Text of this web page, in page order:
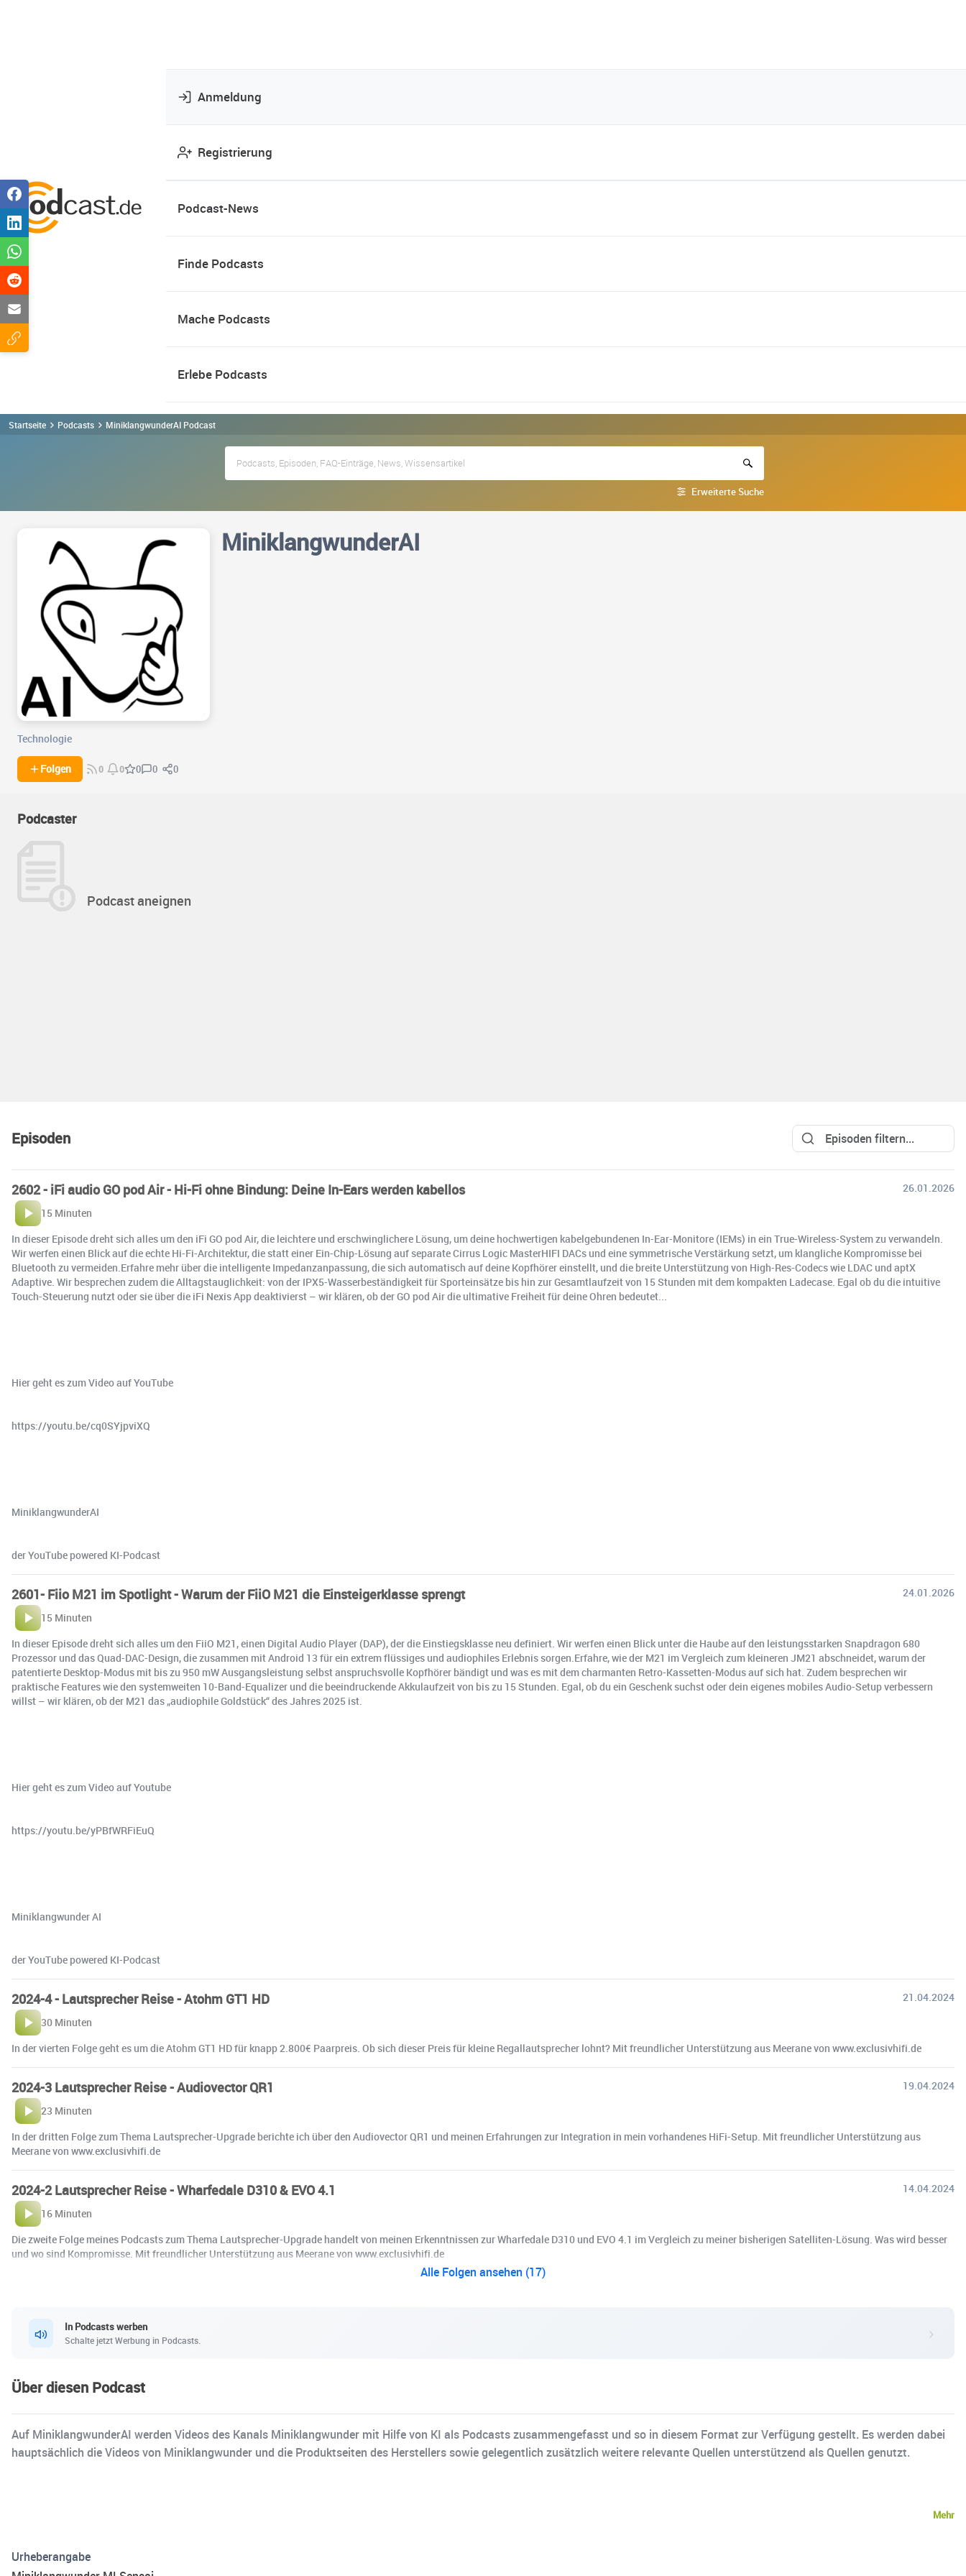
Anmeldung
Registrierung
Podcast-News
Finde Podcasts
Mache Podcasts
Erlebe Podcasts
Startseite Podcasts MiniklangwunderAI Podcast
Erweiterte Suche
MiniklangwunderAI
Technologie
Folgen 0 0 0 0 0
Podcaster
Podcast aneignen
Episoden
2602 - iFi audio GO pod Air - Hi-Fi ohne Bindung: Deine In-Ears werden kabellos
26.01.2026
15 Minuten
In dieser Episode dreht sich alles um den iFi GO pod Air, die leichtere und erschwinglichere Lösung, um deine hochwertigen kabelgebundenen In-Ear-Monitore (IEMs) in ein True-Wireless-System zu verwandeln.
Wir werfen einen Blick auf die echte Hi-Fi-Architektur, die statt einer Ein-Chip-Lösung auf separate Cirrus Logic MasterHIFI DACs und eine symmetrische Verstärkung setzt, um klangliche Kompromisse bei
Bluetooth zu vermeiden.Erfahre mehr über die intelligente Impedanzanpassung, die sich automatisch auf deine Kopfhörer einstellt, und die breite Unterstützung von High-Res-Codecs wie LDAC und aptX
Adaptive. Wir besprechen zudem die Alltagstauglichkeit: von der IPX5-Wasserbeständigkeit für Sporteinsätze bis hin zur Gesamtlaufzeit von 15 Stunden mit dem kompakten Ladecase. Egal ob du die intuitive
Touch-Steuerung nutzt oder sie über die iFi Nexis App deaktivierst – wir klären, ob der GO pod Air die ultimative Freiheit für deine Ohren bedeutet...
Hier geht es zum Video auf YouTube
https://youtu.be/cq0SYjpviXQ
MiniklangwunderAI
der YouTube powered KI-Podcast
2601- Fiio M21 im Spotlight - Warum der FiiO M21 die Einsteigerklasse sprengt
24.01.2026
15 Minuten
In dieser Episode dreht sich alles um den FiiO M21, einen Digital Audio Player (DAP), der die Einstiegsklasse neu definiert. Wir werfen einen Blick unter die Haube auf den leistungsstarken Snapdragon 680
Prozessor und das Quad-DAC-Design, die zusammen mit Android 13 für ein extrem flüssiges und audiophiles Erlebnis sorgen.Erfahre, wie der M21 im Vergleich zum kleineren JM21 abschneidet, warum der
patentierte Desktop-Modus mit bis zu 950 mW Ausgangsleistung selbst anspruchsvolle Kopfhörer bändigt und was es mit dem charmanten Retro-Kassetten-Modus auf sich hat. Zudem besprechen wir
praktische Features wie den systemweiten 10-Band-Equalizer und die beeindruckende Akkulaufzeit von bis zu 15 Stunden. Egal, ob du ein Geschenk suchst oder dein eigenes mobiles Audio-Setup verbessern
willst – wir klären, ob der M21 das „audiophile Goldstück“ des Jahres 2025 ist.
Hier geht es zum Video auf Youtube
https://youtu.be/yPBfWRFiEuQ
Miniklangwunder AI
der YouTube powered KI-Podcast
2024-4 - Lautsprecher Reise - Atohm GT1 HD
21.04.2024
30 Minuten
In der vierten Folge geht es um die Atohm GT1 HD für knapp 2.800€ Paarpreis. Ob sich dieser Preis für kleine Regallautsprecher lohnt? Mit freundlicher Unterstützung aus Meerane von www.exclusivhifi.de
2024-3 Lautsprecher Reise - Audiovector QR1
19.04.2024
23 Minuten
In der dritten Folge zum Thema Lautsprecher-Upgrade berichte ich über den Audiovector QR1 und meinen Erfahrungen zur Integration in mein vorhandenes HiFi-Setup. Mit freundlicher Unterstützung aus
Meerane von www.exclusivhifi.de
2024-2 Lautsprecher Reise - Wharfedale D310 & EVO 4.1
14.04.2024
16 Minuten
Die zweite Folge meines Podcasts zum Thema Lautsprecher-Upgrade handelt von meinen Erkenntnissen zur Wharfedale D310 und EVO 4.1 im Vergleich zu meiner bisherigen Satelliten-Lösung. Was wird besser
und wo sind Kompromisse. Mit freundlicher Unterstützung aus Meerane von www.exclusivhifi.de
Alle Folgen ansehen (17)
In Podcasts werben
Schalte jetzt Werbung in Podcasts.
Über diesen Podcast
Auf MiniklangwunderAI werden Videos des Kanals Miniklangwunder mit Hilfe von KI als Podcasts zusammengefasst und so in diesem Format zur Verfügung gestellt. Es werden dabei
hauptsächlich die Videos von Miniklangwunder und die Produktseiten des Herstellers sowie gelegentlich zusätzlich weitere relevante Quellen unterstützend als Quellen genutzt.
Mehr
Urheberangabe